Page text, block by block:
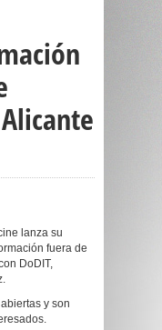
lanza su
fuera de
DoDIT,
y son